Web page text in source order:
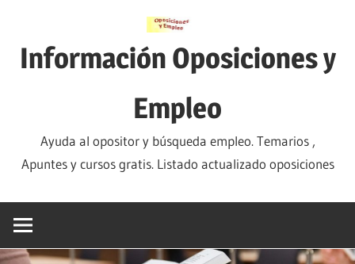
contenido
Información Oposiciones y
Empleo
Ayuda al opositor y búsqueda empleo. Temarios ,
Apuntes y cursos gratis. Listado actualizado oposiciones